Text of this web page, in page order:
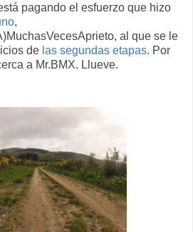
pagando el esfuerzo que hizo
,
al que se le
de las segundas etapas. Por
a Mr.BMX. Llueve.